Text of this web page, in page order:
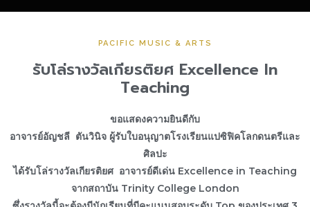
PACIFIC MUSIC & ARTS
รับโล่รางวัลเกียรติยศ Excellence In
Teaching
ขอแสดงความยินดีกับ
อาจารย์อัญชลี ตันวินิจ ผู้รับใบอนุญาตโรงเรียนแปซิฟิคโลกดนตรีและ
ศิลปะ
ได้รับโล่รางวัลเกียรติยศ อาจารย์ดีเด่น Excellence in Teaching
จากสถาบัน Trinity College London